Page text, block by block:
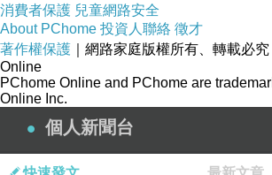
消費者保護 兒童網路安全
About PChome 投資人聯絡 徵才
著作權保護 ｜網路家庭版權所有、轉載必究
Online
PChome Online and PChome are
Online Inc.
個人新聞台